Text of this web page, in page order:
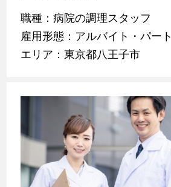
職種：病院の調理スタッフ
雇用形態：アルバイト・パート
エリア：東京都八王子市